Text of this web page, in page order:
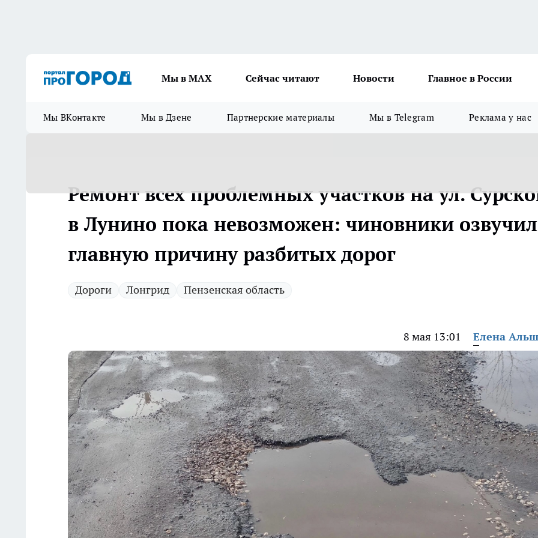
Мы в МАХ Сейчас читают Новости Главное в России
Мы ВКонтакте Мы в Дзене Партнерские материалы Мы в Telegram Реклама у нас
Ремонт всех проблемных участков на ул.
в Лунино пока невозможен: чиновники
главную причину разбитых дорог
Дороги Лонгрид Пензенская область
8 мая 13:01 Елена